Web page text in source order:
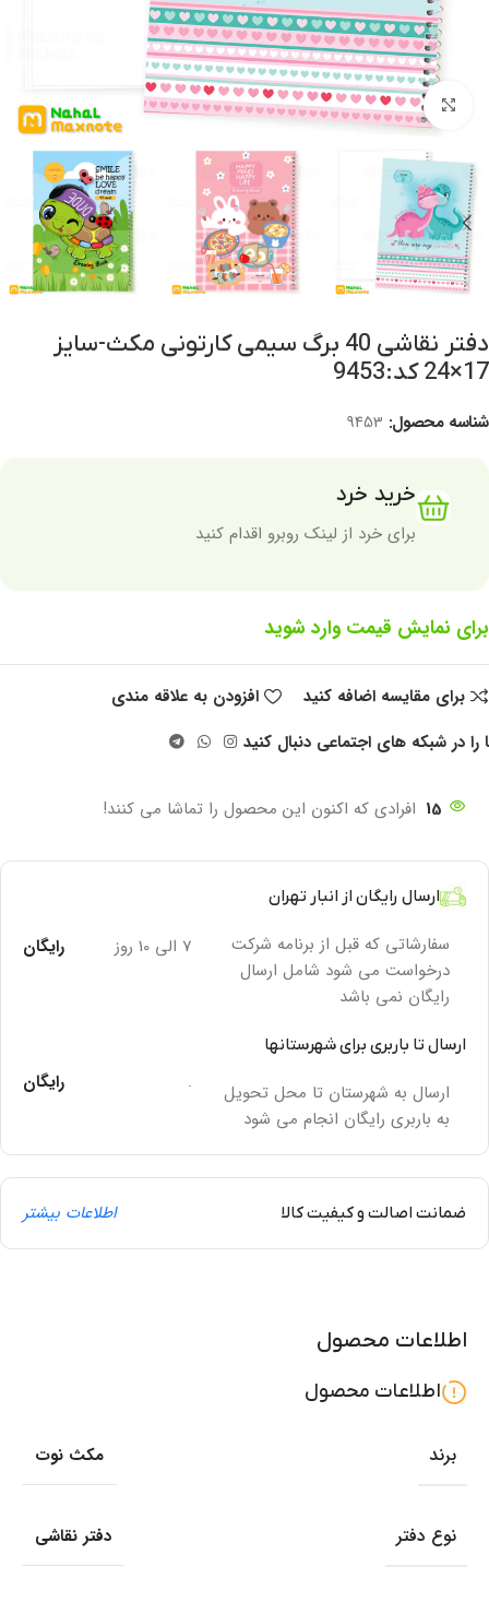
برای بزرگنمایی کلیک کنید
دفتر نقاشی 40 برگ سیمی کارتونی مکث-سایز
17×24 کد:9453
شناسه محصول: 9453
خرید خرد
برای خرد از لینک روبرو اقدام کنید
برای نمایش قیمت وارد شوید
برای مقایسه اضافه کنید
افزودن به علاقه مندی
را در شبکه های اجتماعی دنبال کنید
15 افرادی که اکنون این محصول را تماشا می کنند!
ارسال رایگان از انبار تهران
سفارشاتی که قبل از برنامه شرکت
درخواست می شود شامل ارسال
رایگان نمی باشد
7 الی 10 روز رایگان
ارسال تا باربری برای شهرستانها
ارسال به شهرستان تا محل تحویل
به باربری رایگان انجام می شود
. رایگان
ضمانت اصالت و کیفیت کالا اطلاعات بیشتر
اطلاعات محصول
اطلاعات محصول
برند مکث نوت
نوع دفتر دفتر نقاشی